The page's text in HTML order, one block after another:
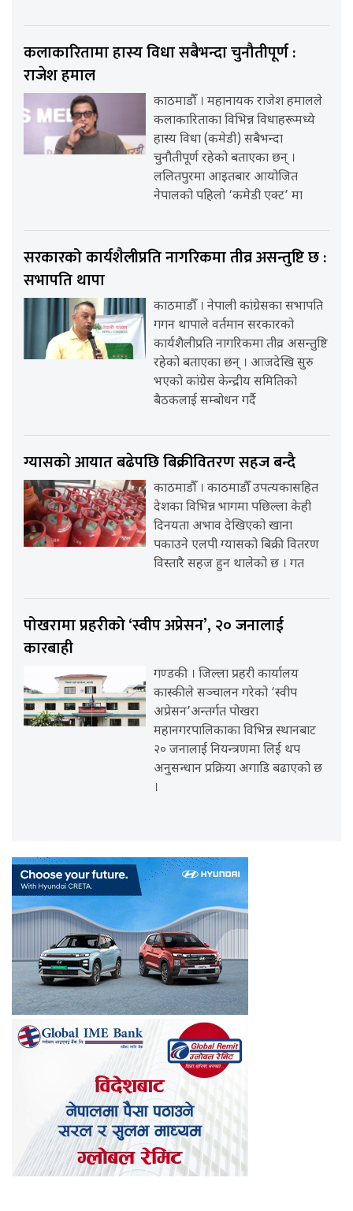
कलाकारितामा हास्य विधा सबैभन्दा चुनौतीपूर्ण :
राजेश हमाल
काठमाडौँ । महानायक राजेश हमालले
कलाकारिताका विभिन्न विधाहरूमध्ये
हास्य विधा (कमेडी) सबैभन्दा
चुनौतीपूर्ण रहेको बताएका छन् ।
ललितपुरमा आइतबार आयोजित
नेपालको पहिलो ‘कमेडी एक्ट’ मा
सरकारको कार्यशैलीप्रति नागरिकमा तीव्र असन्तुष्टि छ :
सभापति थापा
काठमाडौँ । नेपाली कांग्रेसका सभापति
गगन थापाले वर्तमान सरकारको
कार्यशैलीप्रति नागरिकमा तीव्र असन्तुष्टि
रहेको बताएका छन् । आजदेखि सुरु
भएको कांग्रेस केन्द्रीय समितिको
बैठकलाई सम्बोधन गर्दै
ग्यासको आयात बढेपछि बिक्रीवितरण सहज बन्दै
काठमाडौँ । काठमाडौँ उपत्यकासहित
देशका विभिन्न भागमा पछिल्ला केही
दिनयता अभाव देखिएको खाना
पकाउने एलपी ग्यासको बिक्री वितरण
विस्तारै सहज हुन थालेको छ । गत
पोखरामा प्रहरीको ‘स्वीप अप्रेसन’, २० जनालाई
कारबाही
गण्डकी । जिल्ला प्रहरी कार्यालय
कास्कीले सञ्चालन गरेको ‘स्वीप
अप्रेसन’अन्तर्गत पोखरा
महानगरपालिकाका विभिन्न स्थानबाट
२० जनालाई नियन्त्रणमा लिई थप
अनुसन्धान प्रक्रिया अगाडि बढाएको छ
।